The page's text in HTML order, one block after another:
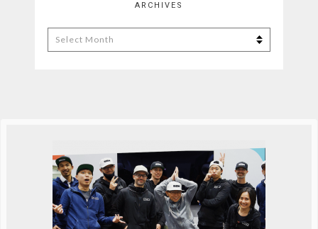
ARCHIVES
Archives